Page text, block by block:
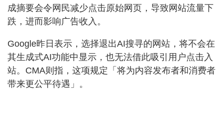
成摘要会令网民减少点击原始网页，导致网站流量下
跌，进而影响广告收入。
Google昨日表示，选择退出AI搜寻的网站，将不会在
其生成式AI功能中显示，也无法借此吸引用户点击入
站。CMA则指，这项规定「将为内容发布者和消费者
带来更公平待遇」。